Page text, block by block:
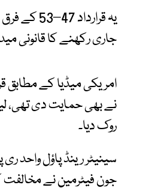
یہ
جاری رکھنے کا قانونی
نے بھی حمایت دی تھی،
روک دیا۔
سینیٹر رینڈ پاؤل
جون فیٹرمین نے